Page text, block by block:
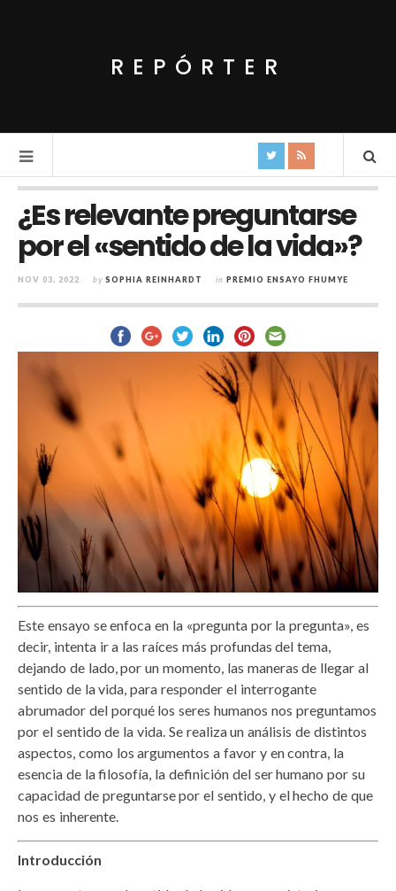
REPÓRTER
¿Es relevante preguntarse
por el «sentido de la vida»?
NOV 03, 2022 by SOPHIA REINHARDT in PREMIO ENSAYO FHUMYE
Este ensayo se enfoca en la «pregunta por la pregunta», es
decir, intenta ir a las raíces más profundas del tema,
dejando de lado, por un momento, las maneras de llegar al
sentido de la vida, para responder el interrogante
abrumador del porqué los seres humanos nos preguntamos
por el sentido de la vida. Se realiza un análisis de distintos
aspectos, como los argumentos a favor y en contra, la
esencia de la filosofía, la definición del ser humano por su
capacidad de preguntarse por el sentido, y el hecho de que
nos es inherente.
Introducción